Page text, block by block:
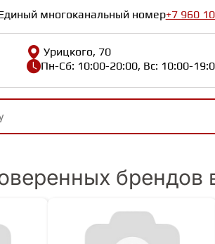
многоканальный номер+7 960
Урицкого, 70
Пн-Сб: 10:00-20:00, Вс: 10:00-
брендов